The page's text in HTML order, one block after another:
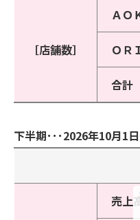
［店舗数］
ＡＯ
ＯＲ
合計
下半期･･･2026年10月1
売上